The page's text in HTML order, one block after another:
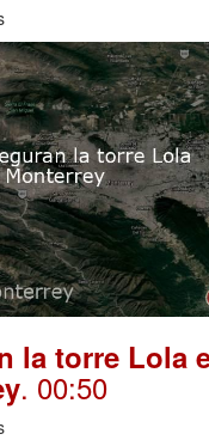
la torre Lola
. 00:50